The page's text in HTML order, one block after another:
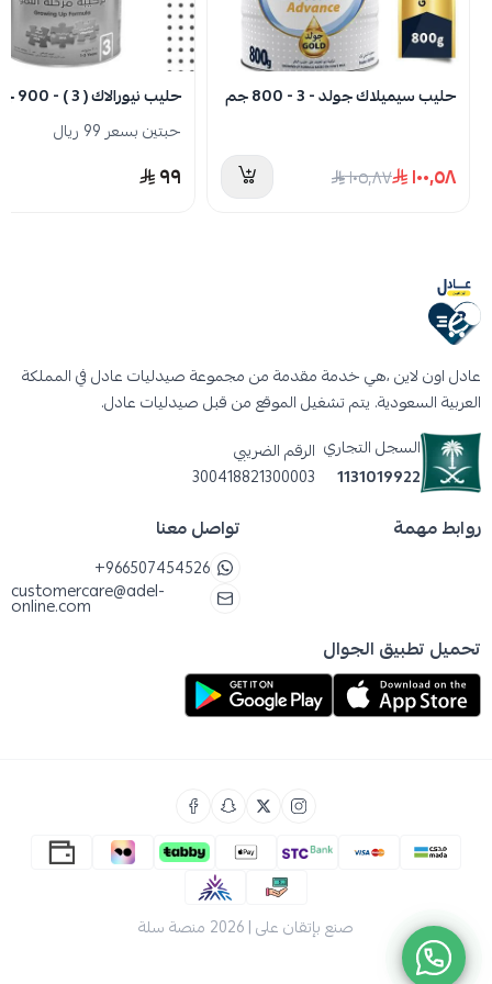
كما تساعد هذه المكونات في دعم التطورات العقلية
والبصرية والمناعة كما تساعد في تحفيز النمو
لاكتولاك 3 جولد يمكن أن يستخدم في تحضير الوجبات التيحليب سيميلاك جولد - 3 - 800 جم
١٠٠٫٥٨ ١٠٥٫٨٧
حليب نيورالاك ( 3 ) - 900 جم
حبتين بسعر 99 ريال
٩٩
عادل اون لاين ،هي خدمة مقدمة من مجموعة صيدليات عادل في المملكة
العربية السعودية. يتم تشغيل الموقع من قبل صيدليات عادل.
السجل التجاري
1131019922
الرقم الضريبي
300418821300003
روابط مهمة تواصل معنا
+966507454526
customercare@adel-
online.com
تحميل تطبيق الجوال
صنع بإتقان على | 2026 منصة سلة